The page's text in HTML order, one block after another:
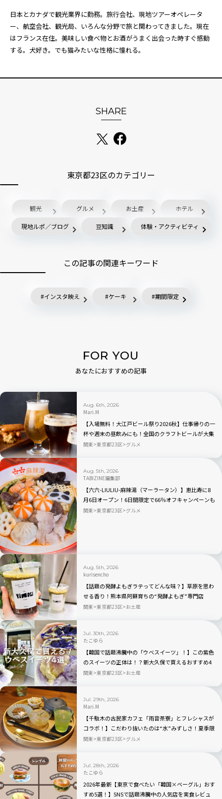
日本とカナダで観光業界に勤務。旅行会社、現地ツアーオペレータ
ー、航空会社、観光局、いろんな分野で旅と関わってきました。現在
はフランス在住。美味しい食べ物とお酒がうまく出会った時すぐ感動
する。犬好き。でも猫みたいな性格に憧れる。
SHARE
東京都23区のカテゴリー
観光 グルメ お土産 ホテル
現地ルポ／ブログ 豆知識 体験・アクティビティ
この記事の関連キーワード
インスタ映え ケーキ 期間限定
FOR YOU
あなたにおすすめの記事
Aug. 6th, 2026
Mari.M
【入場無料！大江戸ビール祭り2026秋】仕事帰りの一
杯や週末の昼飲みにも！全国のクラフトビールが大集
合｜品川
関東 東京都23区 グルメ
Aug. 5th, 2026
TABIZINE編集部
【六六-LIULIU-麻辣湯（マーラータン）】恵比寿に8
月6日オープン！6日間限定で66％オフキャンペーンも
関東 東京都23区 グルメ
Aug. 5th, 2026
kurisencho
【話題の発酵よもぎラテってどんな味？】草原を思わ
せる香り！熊本県阿蘇育ちの“発酵よもぎ”専門店
「BETWEEN by THE YOMOGI STAND」渋谷にオープ
関東 東京都23区 お土産
Jul. 30th, 2026
たこゆら
【韓国で話題沸騰中の「ウベスイーツ」！】この紫色
のスイーツの正体は！？新大久保で買えるおすすめ4
選を実食レビュー
関東 東京都23区 お土産
Jul. 29th, 2026
Mari.M
【千駄木の古民家カフェ「雨音茶寮」とフレシャスが
コラボ！】こだわり抜いたのは“水”みずしさ！夏季限
定の冷茶と和菓子が登場
関東 東京都23区 グルメ
Jul. 28th, 2026
たこゆら
2026年最新【東京で食べたい「韓国×ベーグル」おす
すめ5選！】SNSで話題沸騰中の人気店を実食レビュ